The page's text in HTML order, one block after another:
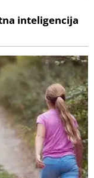
inteligencija